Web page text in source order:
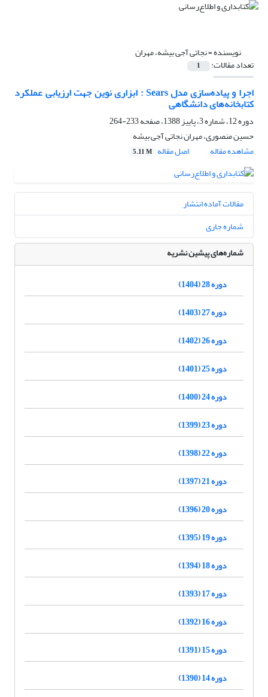
نویسنده =نجاتی آجی بیشه، مهران
تعداد مقالات: 1
اجرا و پیاده‌سازی مدل Sears : ابزاری نوین جهت ارزیابی عملکرد
کتابخانه‌های دانشگاهی
دوره 12، شماره 3، پاییز 1388، صفحه
233-264
حسین منصوری، مهران نجاتی آجی بیشه
مشاهده مقاله
اصل مقاله 5.11 M
مقالات آماده انتشار
شماره جاری
شماره‌های پیشین نشریه
دوره 28 (1404)
دوره 27 (1403)
دوره 26 (1402)
دوره 25 (1401)
دوره 24 (1400)
دوره 23 (1399)
دوره 22 (1398)
دوره 21 (1397)
دوره 20 (1396)
دوره 19 (1395)
دوره 18 (1394)
دوره 17 (1393)
دوره 16 (1392)
دوره 15 (1391)
دوره 14 (1390)